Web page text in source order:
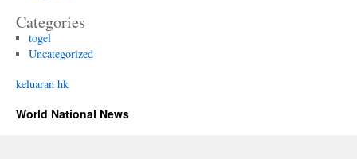
Categories
togel
Uncategorized
keluaran hk
World National News